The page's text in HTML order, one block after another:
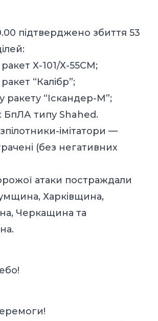
підтверджено збиття 53
Х-101/Х-55СМ;
“Калібр”;
ракету “Іскандер-М”;
БпЛА типу Shahed.
імітатори —
(без негативних
атаки постраждали
Харківщина,
Черкащина та